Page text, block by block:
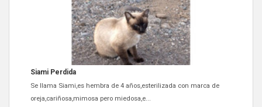
ADOPCIÓN URGENTE GATA TEROR GRAN CANARIA
El ayuntamiento se va a llevar a Los Gatos callejeros de la zona los
próximos días, ella incluida...